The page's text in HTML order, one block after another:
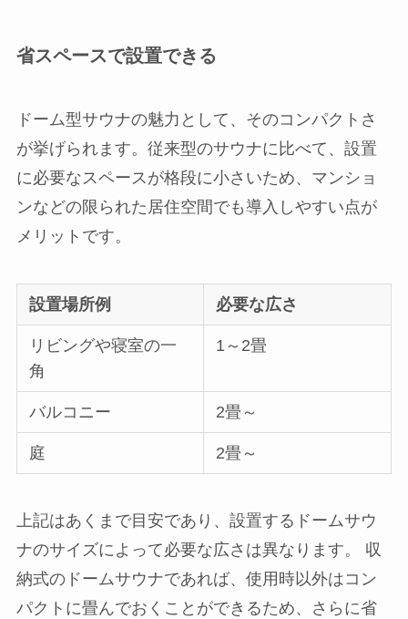
省スペースで設置できる
ドーム型サウナの魅力として、そのコンパクトさ
が挙げられます。従来型のサウナに比べて、設置
に必要なスペースが格段に小さいため、マンショ
ンなどの限られた居住空間でも導入しやすい点が
メリットです。
設置場所例 必要な広さ
リビングや寝室の一
角
1～2畳
バルコニー 2畳～
庭 2畳～
上記はあくまで目安であり、設置するドームサウ
ナのサイズによって必要な広さは異なります。 収
納式のドームサウナであれば、使用時以外はコン
パクトに畳んでおくことができるため、さらに省